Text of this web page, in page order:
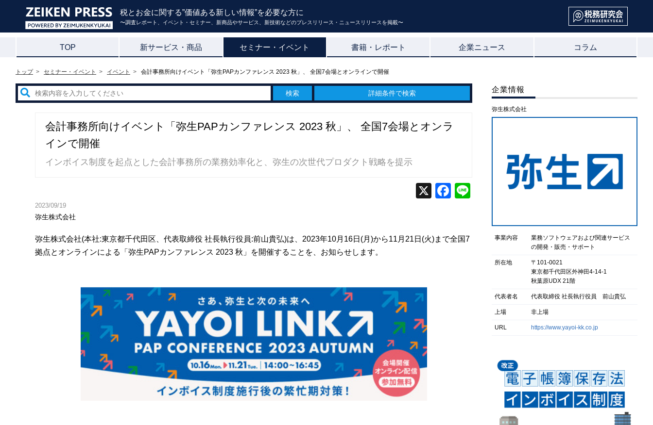
税とお金に関する”価値ある新しい情報”を必要な方に
〜調査レポート、イベント・セミナー、新商品やサービス、新技術などのプレスリリース・ニュースリリースを掲載〜
TOP 新サービス・商品 セミナー・イベント 書籍・レポート 企業ニュース コラム
トップ セミナー・イベント イベント 会計事務所向けイベント「弥生PAPカンファレンス 2023 秋」、 全国7会場とオンラインで開催
詳細条件で検索
会計事務所向けイベント「弥生PAPカンファレンス 2023 秋」、 全国7会場とオンラ
インで開催
インボイス制度を起点とした会計事務所の業務効率化と、弥生の次世代プロダクト戦略を提示
2023/09/19
弥生株式会社
弥生株式会社(本社:東京都千代田区、代表取締役 社長執行役員:前山貴弘)は、2023年10月16日(月)から11月21日(火)まで全国7
拠点とオンラインによる「弥生PAPカンファレンス 2023 秋」を開催することを、お知らせします。
企業情報
弥生株式会社
事業内容
業務ソフトウェアおよび関連サービス
の開発・販売・サポート
所在地
〒101-0021
東京都千代田区外神田4-14-1
秋葉原UDX 21階
代表者名 代表取締役 社長執行役員 前山貴弘
上場 非上場
URL https://www.yayoi-kk.co.jp